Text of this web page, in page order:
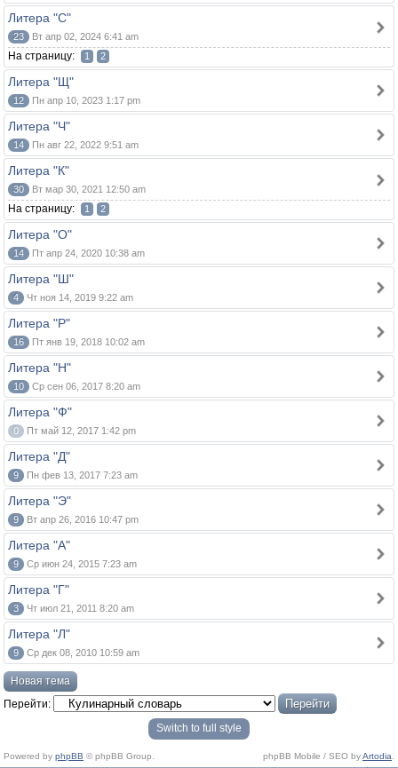
Литера "С"
23 Вт апр 02, 2024 6:41 am
На страницу: 1 2
Литера "Щ"
12 Пн апр 10, 2023 1:17 pm
Литера "Ч"
14 Пн авг 22, 2022 9:51 am
Литера "К"
30 Вт мар 30, 2021 12:50 am
На страницу: 1 2
Литера "О"
14 Пт апр 24, 2020 10:38 am
Литера "Ш"
4 Чт ноя 14, 2019 9:22 am
Литера "Р"
16 Пт янв 19, 2018 10:02 am
Литера "Н"
10 Ср сен 06, 2017 8:20 am
Литера "Ф"
0 Пт май 12, 2017 1:42 pm
Литера "Д"
9 Пн фев 13, 2017 7:23 am
Литера "Э"
9 Вт апр 26, 2016 10:47 pm
Литера "А"
9 Ср июн 24, 2015 7:23 am
Литера "Г"
3 Чт июл 21, 2011 8:20 am
Литера "Л"
9 Ср дек 08, 2010 10:59 am
Новая тема
Перейти:
Switch to full style
Powered by phpBB © phpBB Group. phpBB Mobile / SEO byArtodia